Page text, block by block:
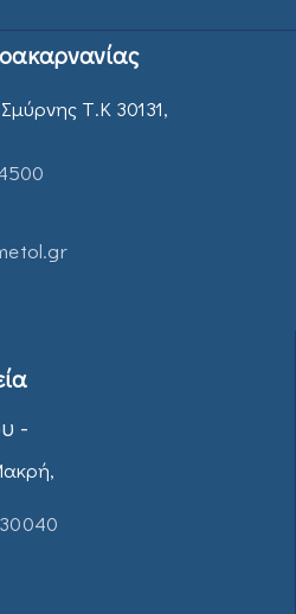
Τ.Κ 30131,
-